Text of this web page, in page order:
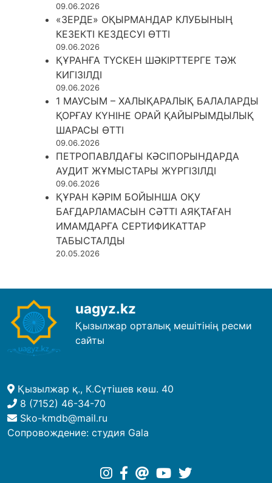
09.06.2026
«ЗЕРДЕ» ОҚЫРМАНДАР КЛУБЫНЫҢ
КЕЗЕКТІ КЕЗДЕСУІ ӨТТІ
09.06.2026
ҚҰРАНҒА ТҮСКЕН ШӘКІРТТЕРГЕ ТӘЖ
КИГІЗІЛДІ
09.06.2026
1 МАУСЫМ – ХАЛЫҚАРАЛЫҚ БАЛАЛАРДЫ
ҚОРҒАУ КҮНІНЕ ОРАЙ ҚАЙЫРЫМДЫЛЫҚ
ШАРАСЫ ӨТТІ
09.06.2026
ПЕТРОПАВЛДАҒЫ КӘСІПОРЫНДАРДА
АУДИТ ЖҰМЫСТАРЫ ЖҮРГІЗІЛДІ
09.06.2026
ҚҰРАН КӘРІМ БОЙЫНША ОҚУ
БАҒДАРЛАМАСЫН СӘТТІ АЯҚТАҒАН
ИМАМДАРҒА СЕРТИФИКАТТАР
ТАБЫСТАЛДЫ
20.05.2026
uagyz.kz
Қызылжар орталық мешітінің ресми
сайты
Қызылжар қ., К.Сүтішев көш. 40
8 (7152) 46-34-70
Sko-kmdb@mail.ru
Сопровождение: студия Gala